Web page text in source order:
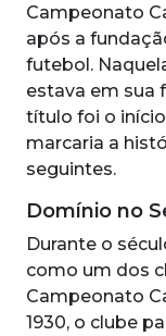
Campeonato
após a
futebol.
estava em sua
título foi o
marcaria a
seguintes.
Domínio no
Durante o
como um dos
Campeonato
1930, o clube